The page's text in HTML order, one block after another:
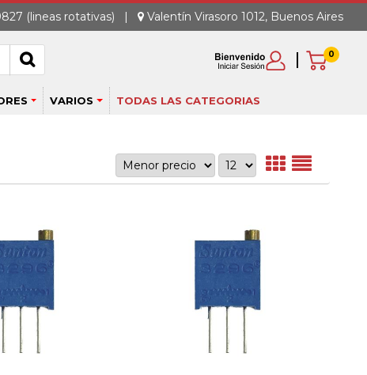
(lineas rotativas) | Valentín Virasoro 1012, Buenos Aires
0
VARIOS TODAS LAS CATEGORIAS